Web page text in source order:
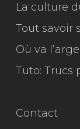
La culture
Tout savoir
Où va
Tuto: Trucs
Contact